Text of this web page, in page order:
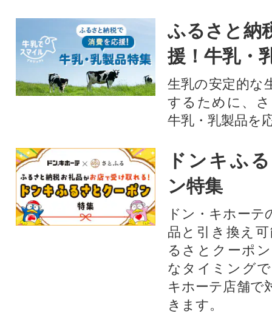
ふるさと納
援！牛乳・
生乳の安定的な
するために、
牛乳・乳製品を
ドンキふ
ン特集
ドン・キホーテ
品と引き換え
るさとクーポ
なタイミング
キホーテ店舗で
きます。